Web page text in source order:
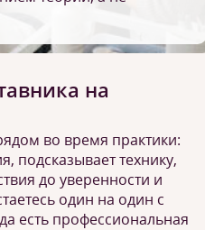
на
во время практики:
подсказывает технику,
до уверенности и
один на один с
есть профессиональная